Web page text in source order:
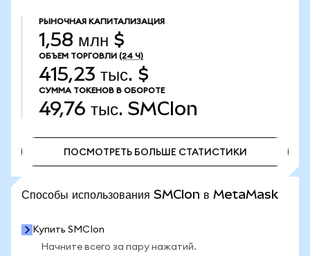
РЫНОЧНАЯ КАПИТАЛИЗАЦИЯ
1,58 млн $
ОБЪЕМ ТОРГОВЛИ (24 Ч)
415,23 тыс. $
СУММА ТОКЕНОВ В ОБОРОТЕ
49,76 тыс. SMCIon
ПОСМОТРЕТЬ БОЛЬШЕ СТАТИСТИКИ
Способы использования SMCIon в MetaMask
Купить SMCIon
Начните всего за пару нажатий.